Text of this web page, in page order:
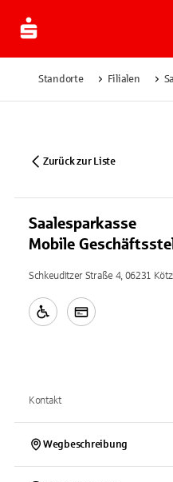
Standorte Filialen
Zurück zur Liste
Saalesparkasse
Mobile
Schkeuditzer Straße 4, 06231
Kontakt
Wegbeschreibung